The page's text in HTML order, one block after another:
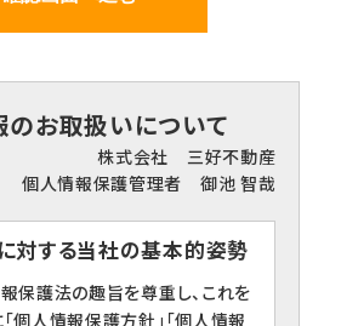
お取扱いについて
株式会社 三好不動産
個人情報保護管理者 御池 智哉
対する当社の基本的姿勢
保護法の趣旨を尊重し、これを
個人情報保護方針」「個人情報